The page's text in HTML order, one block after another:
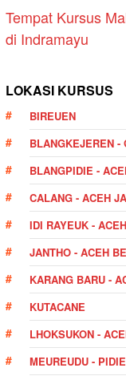
Tempat Kursus
di Indramayu
LOKASI KURSUS
BIREUEN
BLANGKEJEREN -
BLANGPIDIE -
CALANG - ACEH
IDI RAYEUK -
JANTHO - ACEH
KARANG BARU -
KUTACANE
LHOKSUKON -
MEUREUDU -